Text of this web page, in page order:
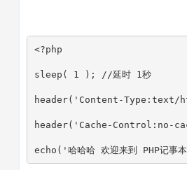
<?php
sleep( 1 ); //延时 1秒
header('Content-Type:text/
header('Cache-Control:no-
echo('哈哈哈 欢迎来到 PHP记